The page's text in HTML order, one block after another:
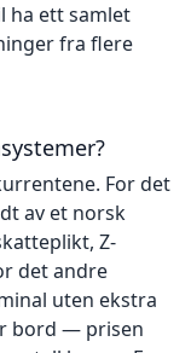
ha ett samlet
fra flere
For det
av et norsk
Z-
det andre
uten ekstra
bord — prisen